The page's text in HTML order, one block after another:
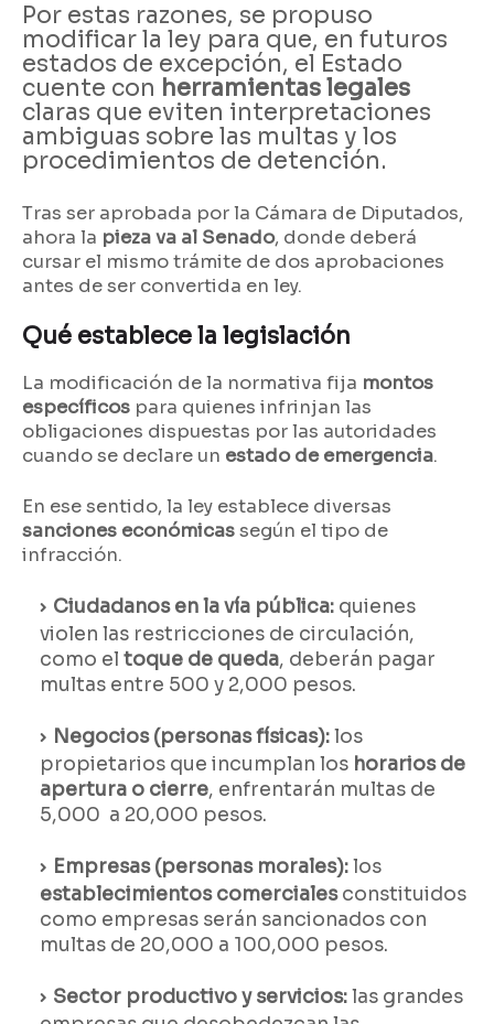
Por estas razones, se propuso
modificar la ley para que, en futuros
estados de excepción, el Estado
cuente con herramientas legales
claras que eviten interpretaciones
ambiguas sobre las multas y los
procedimientos de detención.
Tras ser aprobada por la Cámara de Diputados,
ahora la pieza va al Senado, donde deberá
cursar el mismo trámite de dos aprobaciones
antes de ser convertida en ley.
Qué establece la legislación
La modificación de la normativa fija montos
específicos para quienes infrinjan las
obligaciones dispuestas por las autoridades
cuando se declare un estado de emergencia.
En ese sentido, la ley establece diversas
sanciones económicassegún el tipo de
infracción.
Ciudadanos en la vía pública: quienes
violen las restricciones de circulación,
como el toque de queda, deberán pagar
multas entre 500 y 2,000 pesos.
Negocios (personas físicas):los
propietarios que incumplan los horarios de
apertura o cierre, enfrentarán multas de
5,000 a 20,000 pesos.
Empresas (personas morales):los
establecimientos comercialesconstituidos
como empresas serán sancionados con
multas de 20,000 a 100,000 pesos.
Sector productivo y servicios:las grandes